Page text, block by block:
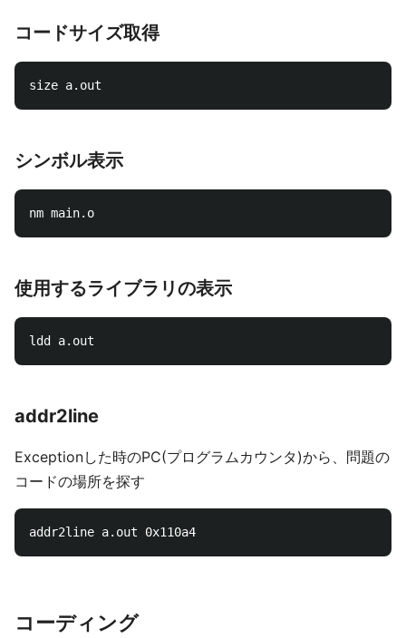
コードサイズ取得
シンボル表示
使用するライブラリの表示
addr2line
Exceptionした時のPC(プログラムカウンタ)から、問題の
コードの場所を探す
コーディング